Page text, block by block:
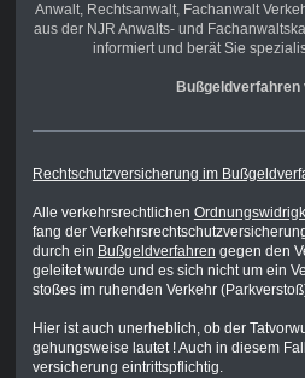
Anwalt, Rechtsanwalt, Fachanwalt
aus der NJR Anwalts- und
informiert und berät Sie
Bußgeldverfahren
Rechtschutzversicherung im
Alle verkehrsrechtlichen
fang der
durch ein Bußgeldverfahren gegen den
geleitet wurde und es sich nicht um ein
stoßes im ruhenden Verkehr
Hier ist auch unerheblich, ob der
gehungsweise lautet ! Auch in diesem
versicherung eintrittspflichtig.